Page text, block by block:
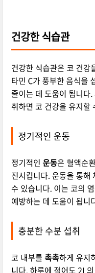
건강한 식습관
건강한 식습관은 코 건강
타민 C가 풍부한 음식을
줄이는 데 도움이 됩니다
취하면 코 건강을 유지할
정기적인 운동
정기적인 운동은 혈액순
진시킵니다. 운동을 통해
수 있습니다. 이는 코의
예방하는 데 도움이 됩니
충분한 수분 섭취
코 내부를 촉촉하게 유지
니다. 하루에 적어도 2L